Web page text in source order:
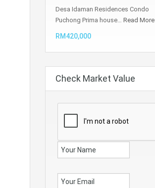
Desa Idaman Residences Condo
Puchong Prima house… Read More
RM420,000
Check Market Value